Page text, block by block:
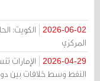
2026-06-02
الكويت:
المركزي
2026-04-29
النفط وسط خلافات بين